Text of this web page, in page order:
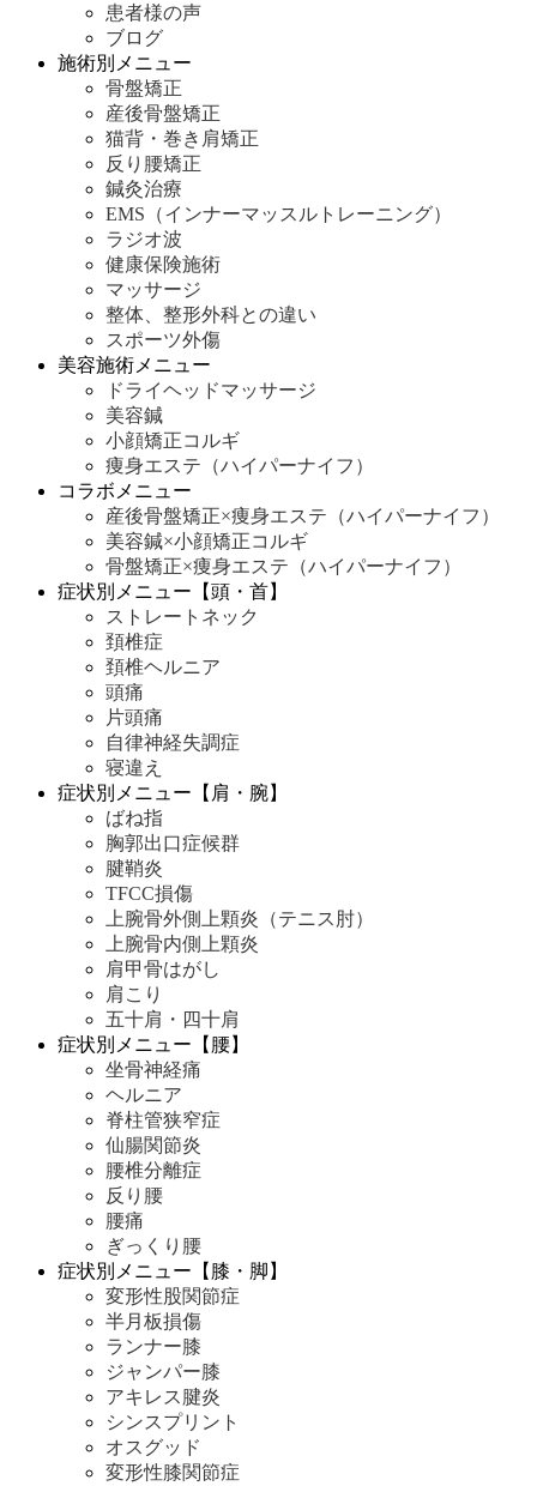
患者様の声
ブログ
施術別メニュー
骨盤矯正
産後骨盤矯正
猫背・巻き肩矯正
反り腰矯正
鍼灸治療
EMS（インナーマッスルトレーニング）
ラジオ波
健康保険施術
マッサージ
整体、整形外科との違い
スポーツ外傷
美容施術メニュー
ドライヘッドマッサージ
美容鍼
小顔矯正コルギ
痩身エステ（ハイパーナイフ）
コラボメニュー
産後骨盤矯正×痩身エステ（ハイパーナイフ）
美容鍼×小顔矯正コルギ
骨盤矯正×痩身エステ（ハイパーナイフ）
症状別メニュー【頭・首】
ストレートネック
頚椎症
頚椎ヘルニア
頭痛
片頭痛
自律神経失調症
寝違え
症状別メニュー【肩・腕】
ばね指
胸郭出口症候群
腱鞘炎
TFCC損傷
上腕骨外側上顆炎（テニス肘）
上腕骨内側上顆炎
肩甲骨はがし
肩こり
五十肩・四十肩
症状別メニュー【腰】
坐骨神経痛
ヘルニア
脊柱管狭窄症
仙腸関節炎
腰椎分離症
反り腰
腰痛
ぎっくり腰
症状別メニュー【膝・脚】
変形性股関節症
半月板損傷
ランナー膝
ジャンパー膝
アキレス腱炎
シンスプリント
オスグッド
変形性膝関節症